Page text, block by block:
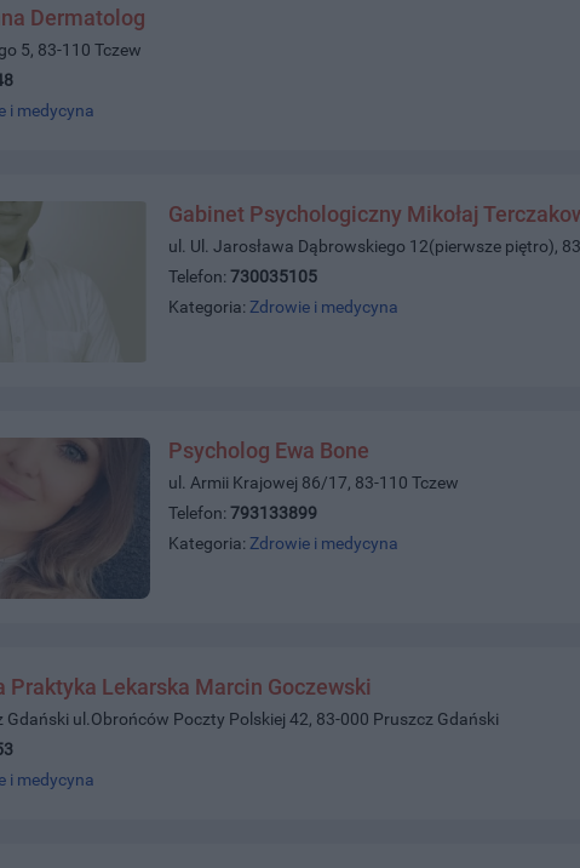
Dermatolog
5, 83-110 Tczew
i medycyna
Gabinet Psychologiczny Mikołaj
ul. Ul. Jarosława Dąbrowskiego 12(pierwsze piętro),
Telefon:730035105
Kategoria: Zdrowie i medycyna
Psycholog Ewa Bone
ul. Armii Krajowej 86/17, 83-110 Tczew
Telefon:793133899
Kategoria:Zdrowie i medycyna
Praktyka Lekarska Marcin Goczewski
Gdański ul.Obrońców Poczty Polskiej 42, 83-000 Pruszcz Gdański
i medycyna